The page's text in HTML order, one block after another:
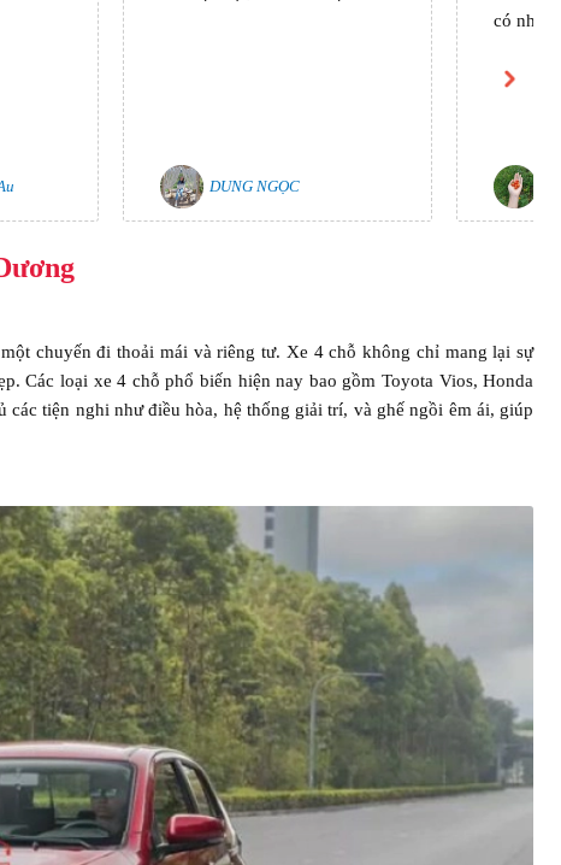
DUNG NGỌC
có nhu
chuyến đi thoải mái và riêng tư. Xe 4 chỗ không chỉ mang lại sự
Các loại xe 4 chỗ phổ biến hiện nay bao gồm Toyota Vios, Honda
tiện nghi như điều hòa, hệ thống giải trí, và ghế ngồi êm ái, giúp